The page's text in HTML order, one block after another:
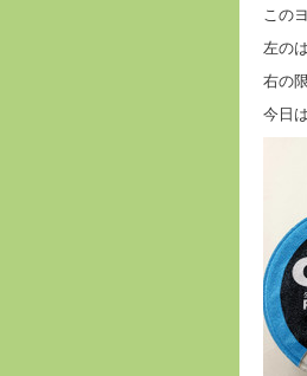
この
左の
右の
今日